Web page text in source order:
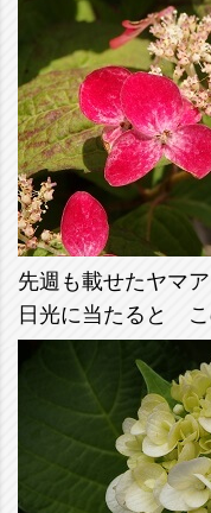
先週も載せたヤマ
日光に当たると こ